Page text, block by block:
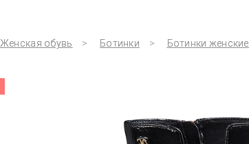
Женская обувь Ботинки Ботинки